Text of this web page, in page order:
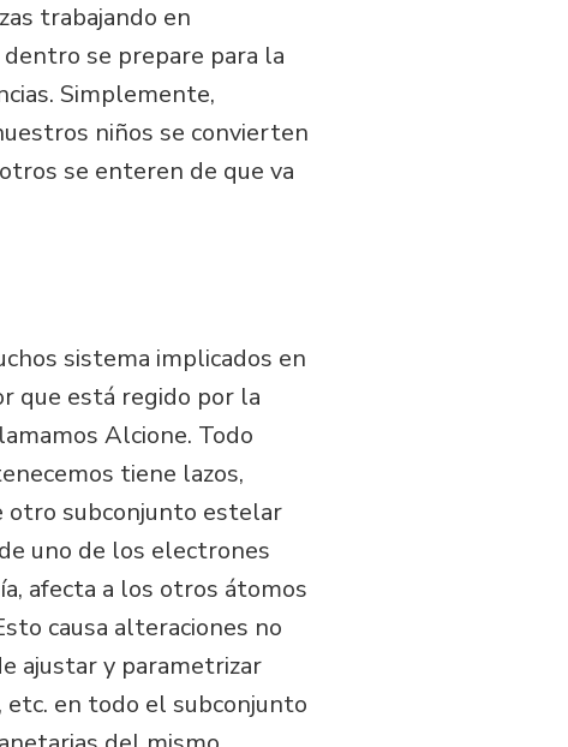
trabajando en
dentro se prepare para la
Simplemente,
niños se convierten
se enteren de que va
sistema implicados en
que está regido por la
Alcione. Todo
tiene lazos,
otro subconjunto estelar
uno de los electrones
afecta a los otros átomos
causa alteraciones no
ajustar y parametrizar
etc. en todo el subconjunto